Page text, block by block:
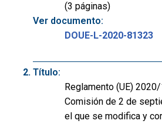
(3 páginas)
Ver documento:
DOUE-L-2020-81323
Título:
Reglamento (UE)
Comisión de 2 de
el que se modifica y